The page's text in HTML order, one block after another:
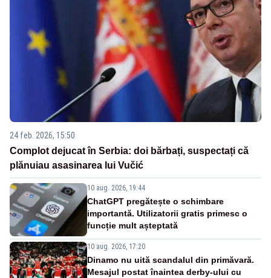
24 feb. 2026, 15:50
Complot dejucat în Serbia: doi bărbați, suspectați că
plănuiau asasinarea lui Vučić
10 aug. 2026, 19:44
ChatGPT pregătește o schimbare
importantă. Utilizatorii gratis primesc o
funcție mult așteptată
10 aug. 2026, 17:20
Dinamo nu uită scandalul din primăvară.
Mesajul postat înaintea derby-ului cu